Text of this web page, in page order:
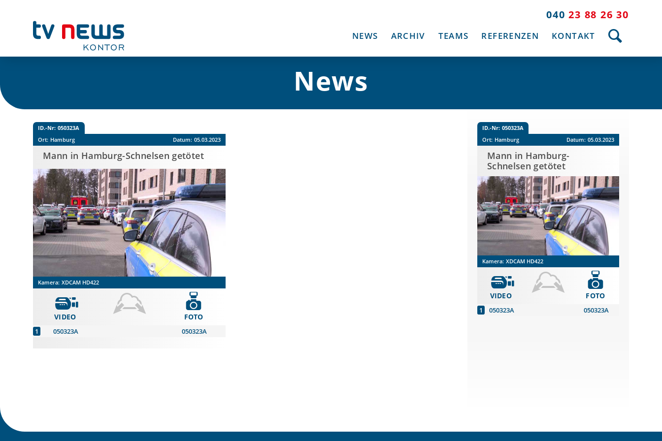
040 23 88 26 30
NEWS ARCHIV TEAMS REFERENZEN KONTAKT
News
ID.-Nr: 050323A
Ort: Hamburg Datum: 05.03.2023
Mann in Hamburg-Schnelsen getötet
Kamera: XDCAM HD422
VIDEO
050323A
FOTO
050323A
ID.-Nr: 050323A
Ort: Hamburg Datum: 05.03.2023
Mann in Hamburg-
Schnelsen getötet
Kamera: XDCAM HD422
VIDEO
050323A
FOTO
050323A